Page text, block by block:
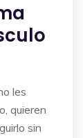
les
quieren
sin